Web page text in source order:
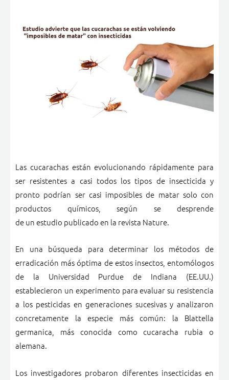
Las cucarachas están evolucionando rápidamente para
ser resistentes a casi todos los tipos de insecticida y
pronto podrían ser casi imposibles de matar solo con
productos químicos, según se desprende
de un estudio publicado en la revista Nature.
En una búsqueda para determinar los métodos de
erradicación más óptima de estos insectos, entomólogos
de la Universidad Purdue de Indiana (EE.UU.)
establecieron un experimento para evaluar su resistencia
a los pesticidas en generaciones sucesivas y analizaron
concretamente la especie más común: la Blattella
germanica, más conocida como cucaracha rubia o
alemana.
Los investigadores probaron diferentes insecticidas en